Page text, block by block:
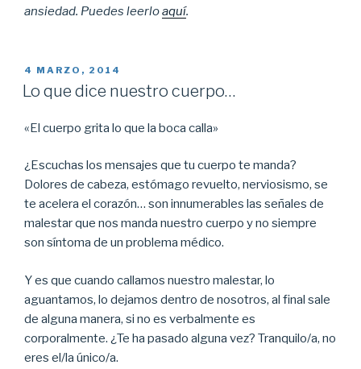
ansiedad. Puedes leerloaquí.
PUBLICADO
EL
4 MARZO, 2014
Lo que dice nuestro cuerpo…
«El cuerpo grita lo que la boca calla»
¿Escuchas los mensajes que tu cuerpo te manda?
Dolores de cabeza, estómago revuelto, nerviosismo, se
te acelera el corazón… son innumerables las señales de
malestar que nos manda nuestro cuerpo y no siempre
son síntoma de un problema médico.
Y es que cuando callamos nuestro malestar, lo
aguantamos, lo dejamos dentro de nosotros, al final sale
de alguna manera, si no es verbalmente es
corporalmente. ¿Te ha pasado alguna vez? Tranquilo/a, no
eres el/la único/a.